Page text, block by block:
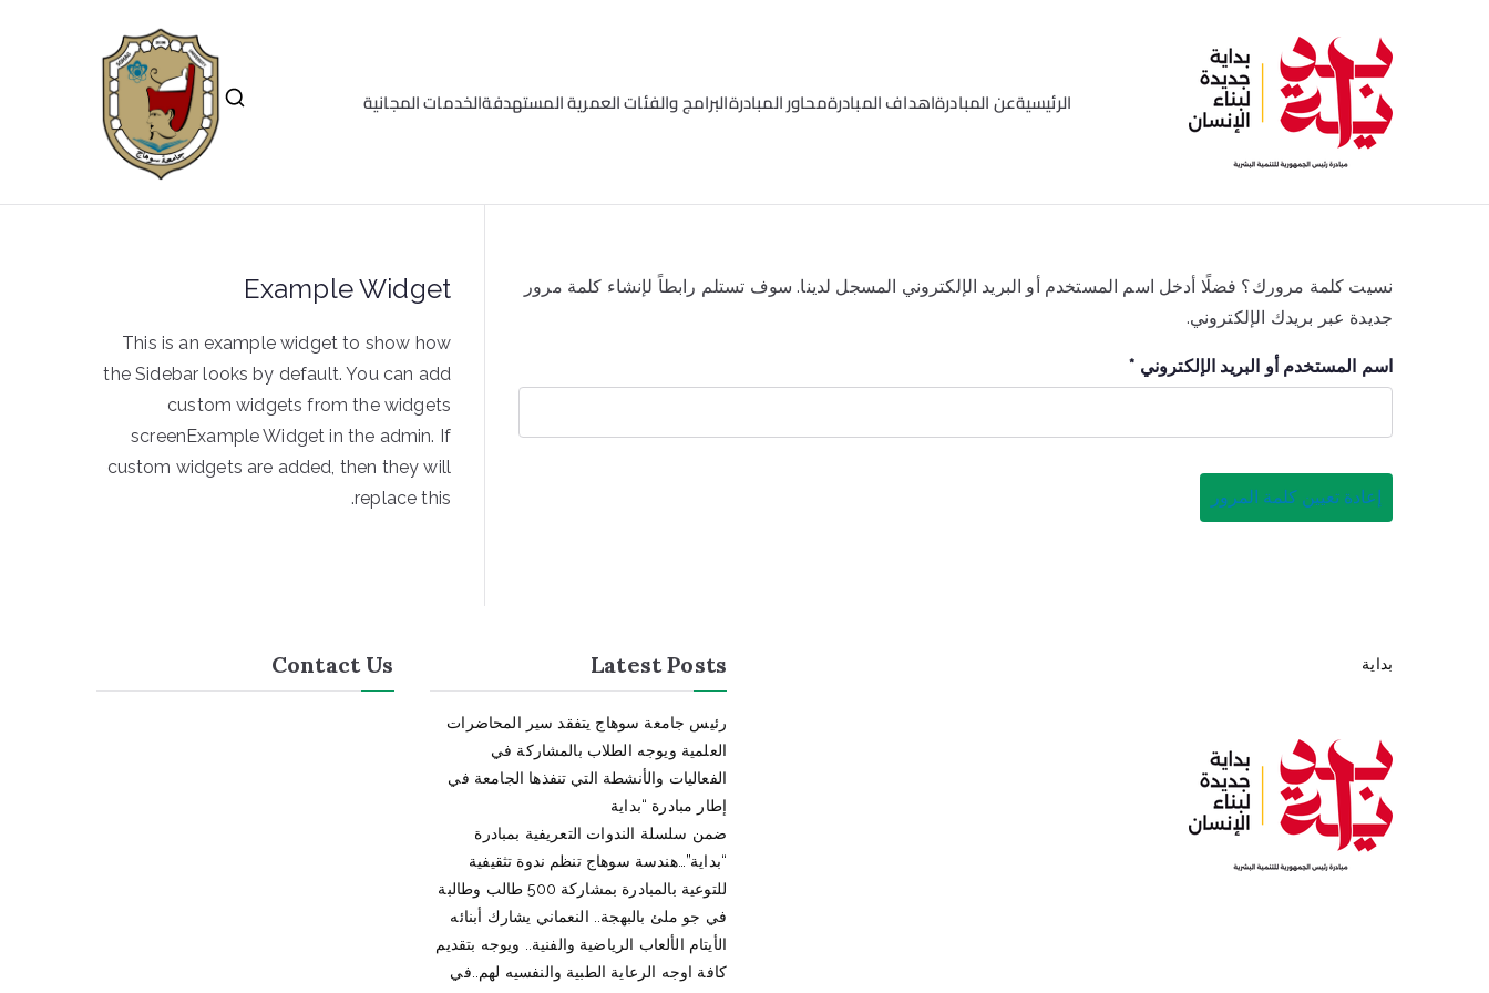
مبادره رئيس الجمهورية للتنمية البشرية
الرئيسيةعن المبادرةاهداف المبادرةمحاور المبادرةالبرامج والفئات العمرية المستهدفةالخدمات المجانية
نسيت كلمة مرورك؟ فضلًا أدخل اسم المستخدم أو البريد الإلكتروني المسجل لدينا. سوف تستلم رابطاً لإنشاء كلمة مرور
جديدة عبر بريدك الإلكتروني.
اسم المستخدم أو البريد الإلكتروني *م
إعادة تعيين كلمة المرور
Example Widget
This is an example widget to show how
the Sidebar looks by default. You can add
custom widgets from the widgets
screenExample Widget in the admin. If
custom widgets are added, then they will
replace this.
بداية Latest Posts
رئيس جامعة سوهاج يتفقد سير المحاضرات
العلمية ويوجه الطلاب بالمشاركة في
الفعاليات والأنشطة التي تنفذها الجامعة في
إطار مبادرة “بداية
ضمن سلسلة الندوات التعريفية بمبادرة
“بداية”…هندسة سوهاج تنظم ندوة تثقيفية
للتوعية بالمبادرة بمشاركة 500 طالب وطالبة
في جو ملئ بالبهجة.. النعماني يشارك أبنائه
الأيتام الألعاب الرياضية والفنية.. ويوجه بتقديم
كافة اوجه الرعاية الطبية والنفسيه لهم..في
Contact Us